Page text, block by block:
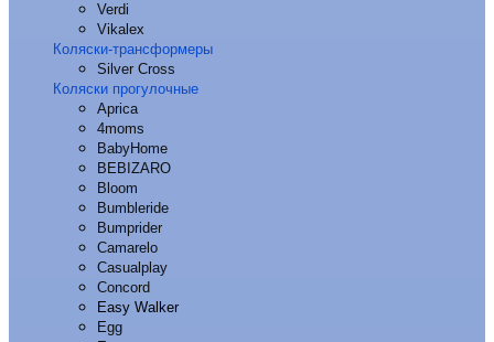
Verdi
Vikalex
Коляски-трансформеры
Silver Cross
Коляски прогулочные
Aprica
4moms
BabyHome
BEBIZARO
Bloom
Bumbleride
Bumprider
Camarelo
Casualplay
Concord
Easy Walker
Egg